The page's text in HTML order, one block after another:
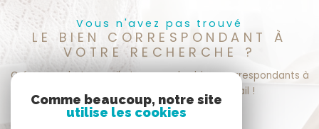
Vous n'avez pas trouvé
LE BIEN CORRESPONDANT À
VOTRE RECHERCHE ?
Créer une alerte email et recevez les biens correspondants à
votre recherche dans votre boîte mail !
Comme beaucoup, notre site
utilise les cookies